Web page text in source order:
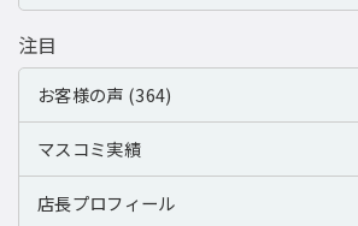
注目
お客様の声 (364)
マスコミ実績
店長プロフィール